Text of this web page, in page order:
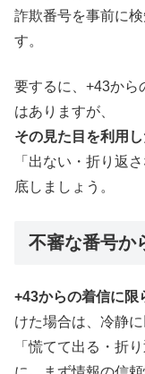
詐欺番号を事前に
す。
要するに、+43から
はありますが、
その見た目を利用
「出ない・折り返
底しましょう。
不審な番号か
+43からの着信に限
けた場合は、冷静
「慌てて出る・折